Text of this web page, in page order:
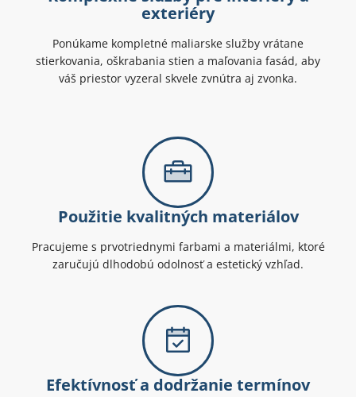
exteriéry
Ponúkame kompletné maliarske služby vrátane
stierkovania, oškrabania stien a maľovania fasád, aby
váš priestor vyzeral skvele zvnútra aj zvonka.
Použitie kvalitných materiálov
Pracujeme s prvotriednymi farbami a materiálmi, ktoré
zaručujú dlhodobú odolnosť a estetický vzhľad.
Efektívnosť a dodržanie termínov